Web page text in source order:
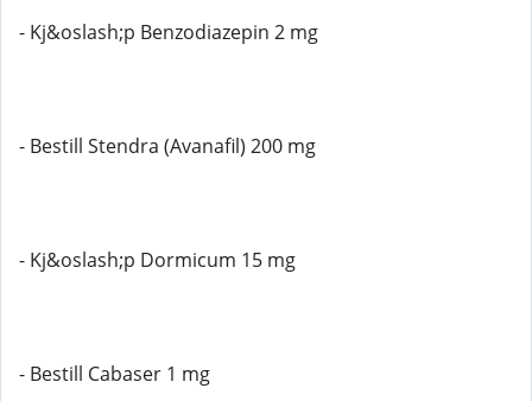
- Kj&oslash;p Benzodiazepin 2 mg
- Bestill Stendra (Avanafil) 200 mg
- Kj&oslash;p Dormicum 15 mg
- Bestill Cabaser 1 mg